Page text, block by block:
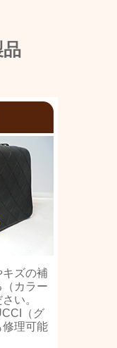
ズの補
カラー
い。
（グ
修理可能